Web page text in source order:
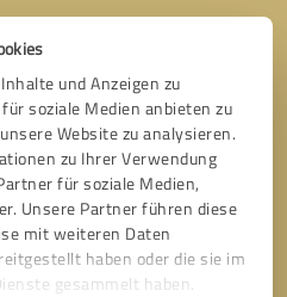
und Anzeigen zu
soziale Medien anbieten zu
Website zu analysieren.
zu Ihrer Verwendung
für soziale Medien,
Unsere Partner führen diese
mit weiteren Daten
haben oder die sie im
gesammelt haben.